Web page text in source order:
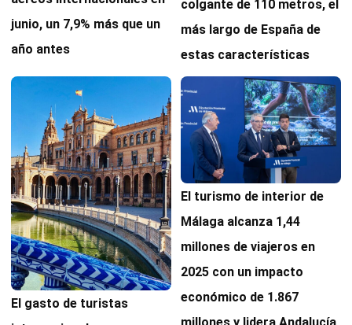
junio, un 7,9% más que un
año antes
colgante de 110 metros, el
más largo de España de
estas características
El gasto de turistas
El turismo de interior de
Málaga alcanza 1,44
millones de viajeros en
2025 con un impacto
económico de 1.867